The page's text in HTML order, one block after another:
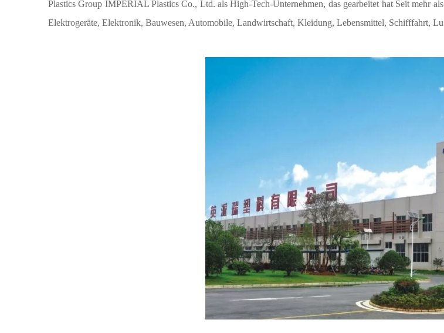
Plastics Group IMPERIAL Plastics Co., Ltd. als High-Tech-Unternehmen, das gearbeitet hat Seit mehr
Elektrogeräte, Elektronik, Bauwesen, Automobile, Landwirtschaft, Kleidung, Lebensmittel, Schifffahrt,